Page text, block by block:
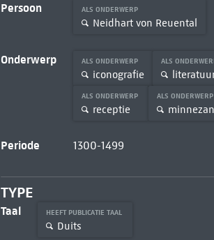
Persoon ALS ONDERWERP
Neidhart von Reuental
Onderwerp ALS ONDERWERP
iconografie
ALS
ALS ONDERWERP
receptie
ALS ONDERWERP
Periode 1300-1499
TYPE
Taal HEEFT PUBLICATIE TAAL
Duits